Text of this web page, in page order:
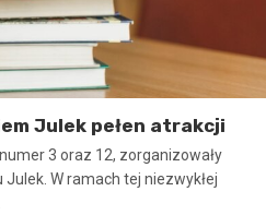
Julek pełen atrakcji
3 oraz 12, zorganizowały
W ramach tej niezwykłej